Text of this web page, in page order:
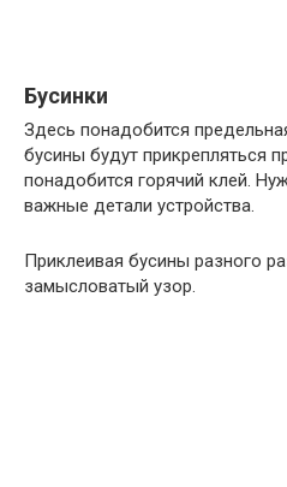
Бусинки
Здесь понадобится
бусины будут прикрепляться
понадобится горячий клей.
важные детали устройства.
Приклеивая бусины разного
замысловатый узор.